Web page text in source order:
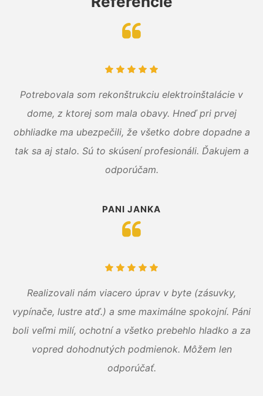
Potrebovala som rekonštrukciu elektroinštalácie v
dome, z ktorej som mala obavy. Hneď pri prvej
obhliadke ma ubezpečili, že všetko dobre dopadne a
tak sa aj stalo. Sú to skúsení profesionáli. Ďakujem a
odporúčam.
PANI JANKA
Realizovali nám viacero úprav v byte (zásuvky,
vypínače, lustre atď.) a sme maximálne spokojní. Páni
boli veľmi milí, ochotní a všetko prebehlo hladko a za
vopred dohodnutých podmienok. Môžem len
odporúčať.